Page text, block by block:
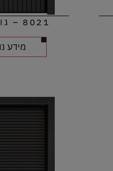
8021 – גוון שחור
מידע